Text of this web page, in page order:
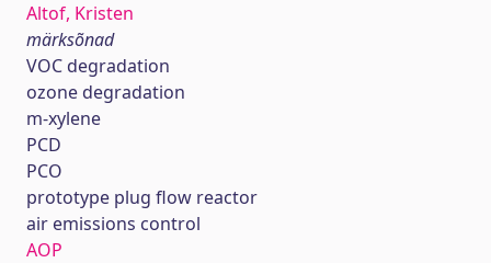
Altof, Kristen
märksõnad
VOC degradation
ozone degradation
m-xylene
PCD
PCO
prototype plug flow reactor
air emissions control
AOP